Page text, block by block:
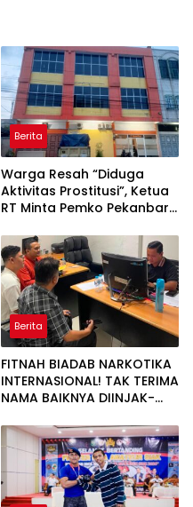
Berita
Warga Resah “Diduga
Aktivitas Prostitusi”, Ketua
RT Minta Pemko Pekanbaru
Aktivitas Z Homestay di
Jalan Tanjung Datuk
Berita
FITNAH BIADAB NARKOTIKA
INTERNASIONAL! TAK TERIMA
NAMA BAIKNYA DIINJAK-
DECLARE WAR: SIAP Bantai
DAN SERET AKUN PEMBUNUH
KARAKTER KE PENJARA
POLDA KEPRI!